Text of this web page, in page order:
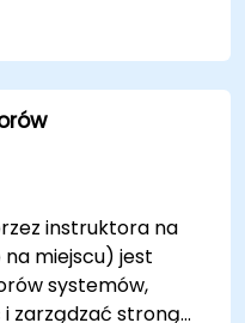
w ramach
itp.) w
problemy z CMS i
CMS.
analityczne do
instruktora na
na miejscu) jest
systemów,
zarządzać stroną